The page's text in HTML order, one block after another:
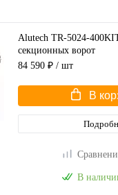
Alutech TR-5024-
секционных ворот
84 590 ₽ / шт
В
В